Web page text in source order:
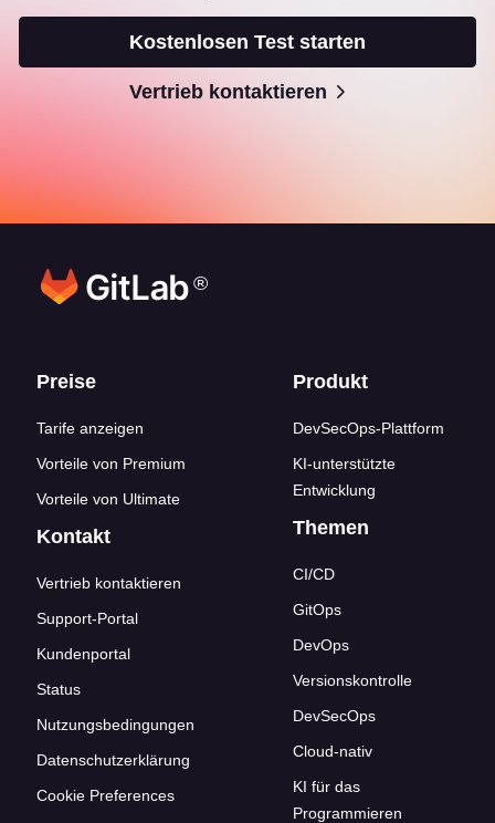
Kostenlosen Test starten
Vertrieb kontaktieren
®
Footer-Links
Preise
Tarife anzeigen
Vorteile von Premium
Vorteile von Ultimate
Kontakt
Vertrieb kontaktieren
Support-Portal
Kundenportal
Status
Nutzungsbedingungen
Datenschutzerklärung
Cookie Preferences
Produkt
DevSecOps-Plattform
KI-unterstützte
Entwicklung
Themen
CI/CD
GitOps
DevOps
Versionskontrolle
DevSecOps
Cloud-nativ
KI für das
Programmieren